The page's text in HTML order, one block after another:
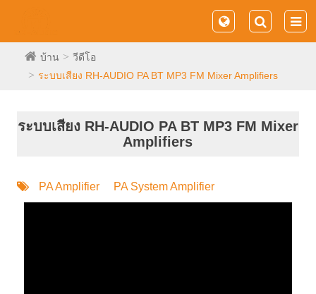
บ้าน
วีดีโอ
ระบบเสียง RH-AUDIO PA BT MP3 FM Mixer Amplifiers
ระบบเสียง RH-AUDIO PA BT MP3 FM Mixer
Amplifiers
PA Amplifier PA System Amplifier